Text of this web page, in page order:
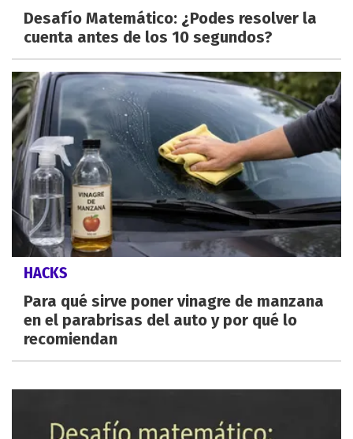
Desafío Matemático: ¿Podes resolver la
cuenta antes de los 10 segundos?
HACKS
Para qué sirve poner vinagre de manzana
en el parabrisas del auto y por qué lo
recomiendan